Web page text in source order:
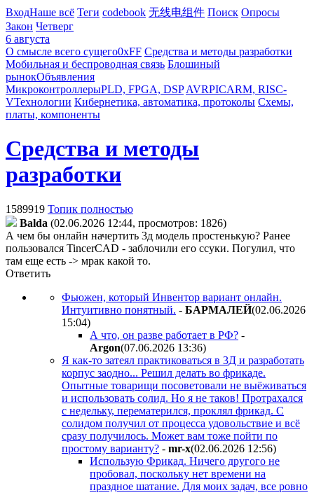
ВходНаше всё Теги codebook 无线电组件 Поиск Опросы
Закон Четверг
6 августа
О смысле всего сущего0xFF Средства и методы разработки
Мобильная и беспроводная связь Блошиный
рынокОбъявления
МикроконтроллерыPLD, FPGA, DSP AVRPICARM, RISC-
VТехнологии Кибернетика, автоматика, протоколы Схемы,
платы, компоненты
Средства и методы
разработки
1589919 Топик полностью
Balda (02.06.2026 12:44, просмотров: 1826)
А чем бы онлайн начертить 3д модель простенькую? Ранее
пользовался TincerCAD - заблочили его ссуки. Погулил, что
там еще есть -> мрак какой то.
Ответить
Фьюжен, который Инвентор вариант онлайн.
Интуитивно понятный. - БAPMAЛEЙ(02.06.2026
15:04)
А что, он разве работает в РФ? -
Argon(07.06.2026 13:36)
Я как-то затеял практиковаться в 3Д и разработать
корпус заодно... Решил делать во фрикаде.
Опытные товарищи посоветовали не выёживаться
и использовать солид. Но я не таков! Протрахался
с недельку, перематерился, проклял фрикад. С
солидом получил от процесса удовольствие и всё
сразу получилось. Может вам тоже пойти по
простому варианту? - mr-x(02.06.2026 12:56)
Использую Фрикад. Ничего другого не
пробовал, поскольку нет времени на
праздное шатание. Для моих задач, все ровно